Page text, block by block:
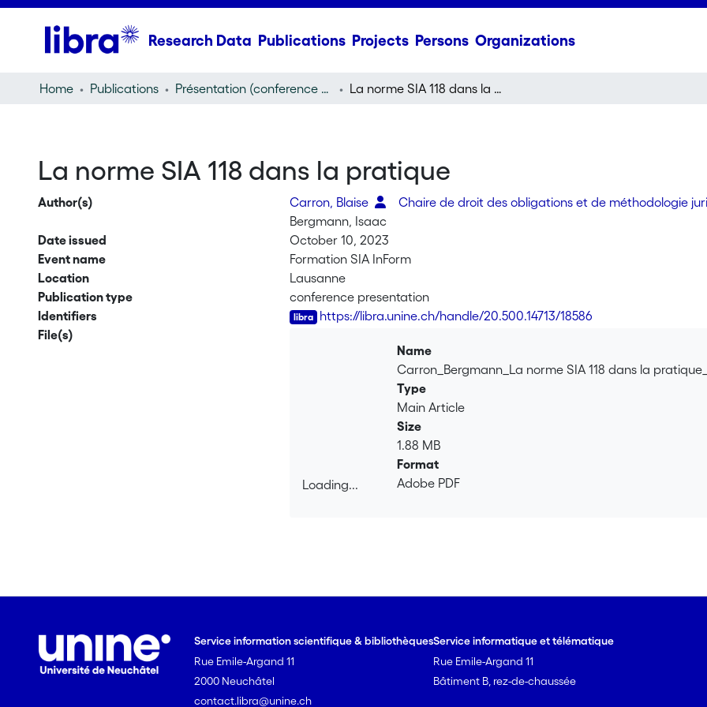
Research Data Publications Projects Persons Organizations
Home Publications Présentation (conference presentation) La norme SIA 118 dans la pratique
La norme SIA 118 dans la pratique
Author(s) Carron, Blaise
Chaire de droit des obligations et de méthodologie
Bergmann, Isaac
Date issued
October 10, 2023
Event name
Formation SIA InForm
Location
Lausanne
Publication type
conference presentation
Identifiers
https://libra.unine.ch/handle/20.500.14713/18586
File(s)
Loading...
Name
Carron_Bergmann_La norme SIA 118 dans la
Type
Main Article
Size
1.88 MB
Format
Adobe PDF
Service information scientifique & bibliothèques
Rue Emile-Argand 11
2000 Neuchâtel
contact.libra@unine.ch
Service informatique et télématique
Rue Emile-Argand 11
Bâtiment B, rez-de-chaussée